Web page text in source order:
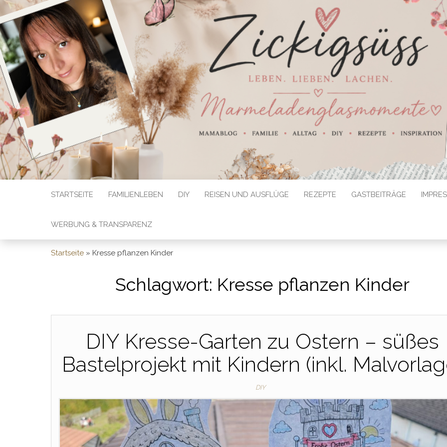
STARTSEITE FAMILIENLEBEN DIY REISEN UND AUSFLÜGE REZEPTE GASTBEITRÄGE
WERBUNG & TRANSPARENZ
Startseite » Kresse pflanzen Kinder
Schlagwort: Kresse pflanzen Kinder
DIY Kresse-Garten zu Ostern – süßes
Bastelprojekt mit Kindern (inkl.
DIY